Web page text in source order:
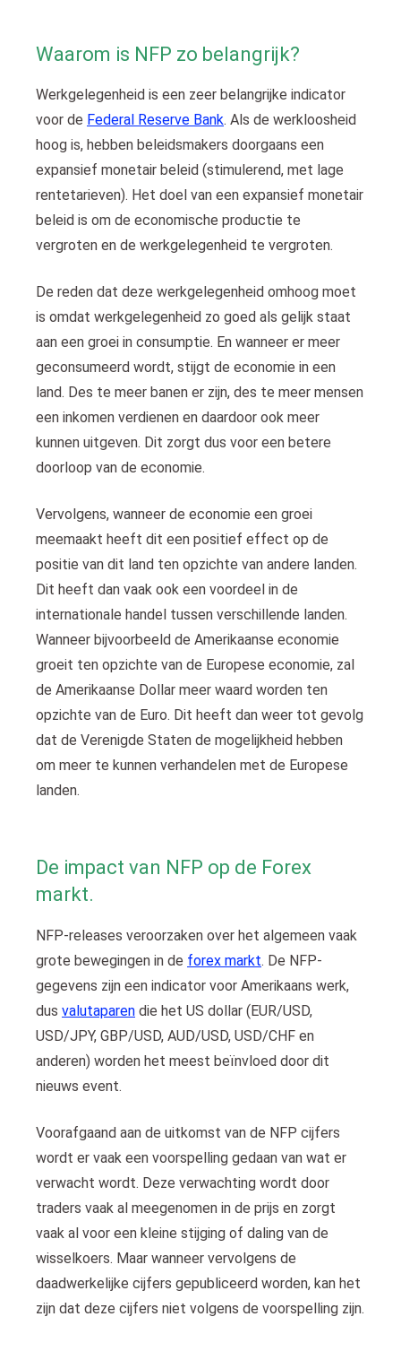
Waarom is NFP zo belangrijk?
Werkgelegenheid is een zeer belangrijke indicator
voor de Federal Reserve Bank. Als de werkloosheid
hoog is, hebben beleidsmakers doorgaans een
expansief monetair beleid (stimulerend, met lage
rentetarieven). Het doel van een expansief monetair
beleid is om de economische productie te
vergroten en de werkgelegenheid te vergroten.
De reden dat deze werkgelegenheid omhoog moet
is omdat werkgelegenheid zo goed als gelijk staat
aan een groei in consumptie. En wanneer er meer
geconsumeerd wordt, stijgt de economie in een
land. Des te meer banen er zijn, des te meer mensen
een inkomen verdienen en daardoor ook meer
kunnen uitgeven. Dit zorgt dus voor een betere
doorloop van de economie.
Vervolgens, wanneer de economie een groei
meemaakt heeft dit een positief effect op de
positie van dit land ten opzichte van andere landen.
Dit heeft dan vaak ook een voordeel in de
internationale handel tussen verschillende landen.
Wanneer bijvoorbeeld de Amerikaanse economie
groeit ten opzichte van de Europese economie, zal
de Amerikaanse Dollar meer waard worden ten
opzichte van de Euro. Dit heeft dan weer tot gevolg
dat de Verenigde Staten de mogelijkheid hebben
om meer te kunnen verhandelen met de Europese
landen.
De impact van NFP op de Forex
markt.
NFP-releases veroorzaken over het algemeen vaak
grote bewegingen in de forex markt. De NFP-
gegevens zijn een indicator voor Amerikaans werk,
dus valutaparen die het US dollar (EUR/USD,
USD/JPY, GBP/USD, AUD/USD, USD/CHF en
anderen) worden het meest beïnvloed door dit
nieuws event.
Voorafgaand aan de uitkomst van de NFP cijfers
wordt er vaak een voorspelling gedaan van wat er
verwacht wordt. Deze verwachting wordt door
traders vaak al meegenomen in de prijs en zorgt
vaak al voor een kleine stijging of daling van de
wisselkoers. Maar wanneer vervolgens de
daadwerkelijke cijfers gepubliceerd worden, kan het
zijn dat deze cijfers niet volgens de voorspelling zijn.